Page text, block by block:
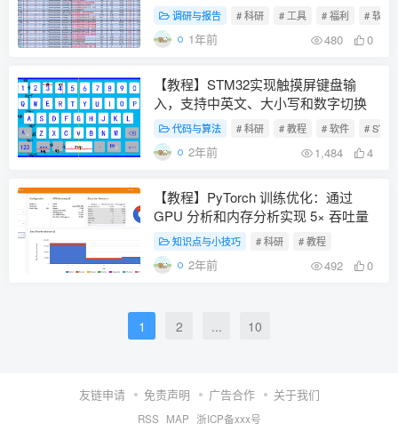
调研与报告 # 科研 # 工具 # 福利 # 软件
1年前 480 0
【教程】STM32实现触摸屏键盘输
入，支持中英文、大小写和数字切换
代码与算法 # 科研 # 教程 # 软件 #
2年前 1,484 4
【教程】PyTorch 训练优化：通过
GPU 分析和内存分析实现 5× 吞吐量
知识点与小技巧 # 科研 # 教程
2年前 492 0
1 2 ... 10
友链申请 免责声明 广告合作 关于我们
RSS MAP 浙ICP备xxx号